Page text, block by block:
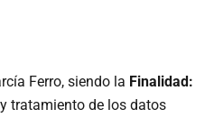
Ferro, siendo la Finalidad:
tratamiento de los datos